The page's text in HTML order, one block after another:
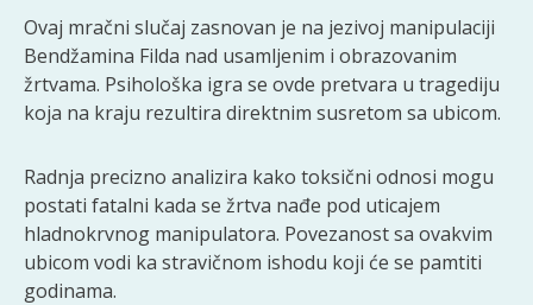
Ovaj mračni slučaj zasnovan je na jezivoj manipulaciji
Bendžamina Filda nad usamljenim i obrazovanim
žrtvama. Psihološka igra se ovde pretvara u tragediju
koja na kraju rezultira direktnim susretom sa ubicom.
Radnja precizno analizira kako toksični odnosi mogu
postati fatalni kada se žrtva nađe pod uticajem
hladnokrvnog manipulatora. Povezanost sa ovakvim
ubicom vodi ka stravičnom ishodu koji će se pamtiti
godinama.